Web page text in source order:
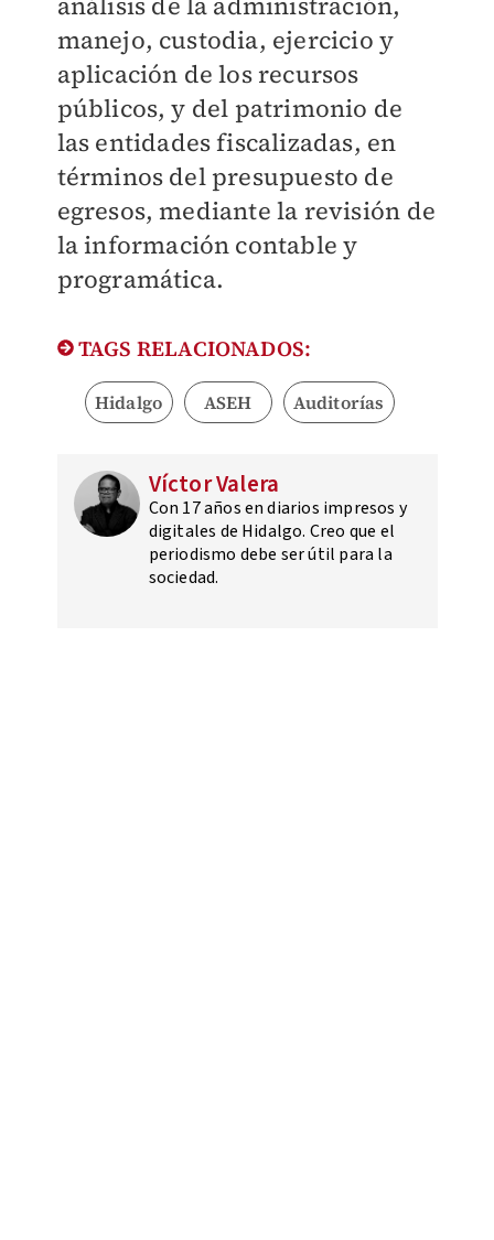
manejo, custodia, ejercicio y
aplicación de los recursos
públicos, y del patrimonio de
las entidades fiscalizadas, en
términos del presupuesto de
egresos, mediante la revisión de
la información contable y
programática.
TAGS RELACIONADOS:
Hidalgo ASEH Auditorías
Víctor Valera
Con 17 años en diarios impresos y
digitales de Hidalgo. Creo que el
periodismo debe ser útil para la
sociedad.